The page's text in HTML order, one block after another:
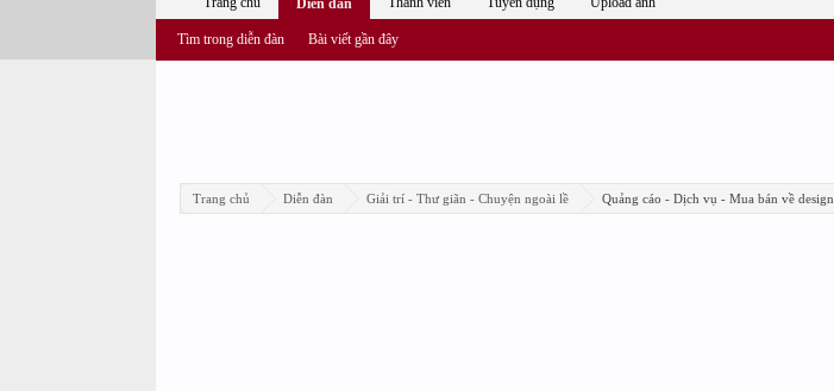
Trang chủ Diễn đàn Giải trí - Thư giãn - Chuyện ngoài lề Quảng cáo - Dịch vụ - Mua bán về design
Diễn đàn
Tìm trong diễn đàn Bài viết gần đây